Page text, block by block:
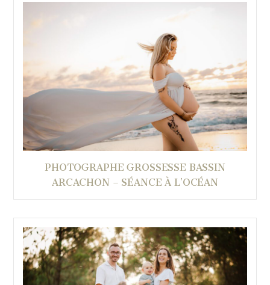
PHOTOGRAPHE GROSSESSE BASSIN
ARCACHON – SÉANCE À L’OCÉAN